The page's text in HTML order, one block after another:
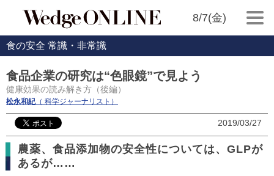
8/7(金)
食の安全 常識・非常識
食品企業の研究は“色眼鏡”で見よう
健康効果の読み解き方（後編）
松永和紀（ 科学ジャーナリスト）
2019/03/27
農薬、食品添加物の安全性については、GLPが
あるが……